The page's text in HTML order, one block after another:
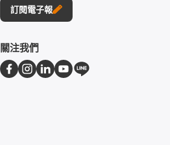
訂閱電子報
關注我們